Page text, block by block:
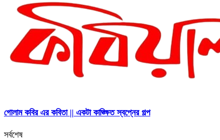
গোলাম কবির এর কবিতা || একটা কাঙ্ক্ষিত স্বপ্নের গল্প
সর্বশেষ